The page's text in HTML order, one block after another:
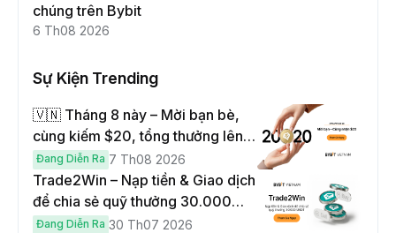
chúng trên Bybit
6 Th08 2026
Sự Kiện Trending
🇻🇳 Tháng 8 này – Mời bạn bè,
cùng kiếm $20, tổng thưởng lên
đến $1,000
Đang Diễn Ra 7 Th08 2026
Trade2Win – Nạp tiền & Giao dịch
để chia sẻ quỹ thưởng 30.000
USDT
Đang Diễn Ra 30 Th07 2026